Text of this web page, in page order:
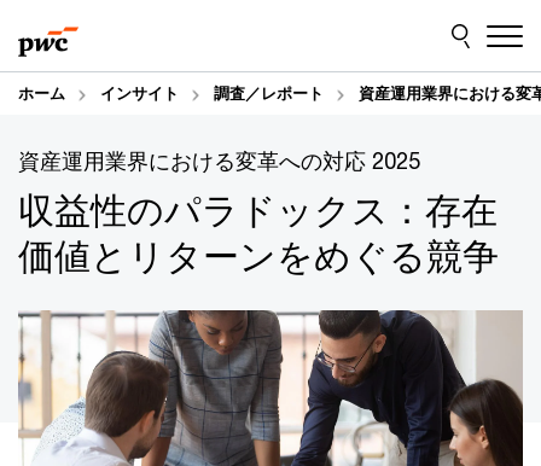
to
content
to
footer
ホーム インサイト 調査／レポート 資産運用業界における変
資産運用業界における変革への対応 2025
収益性のパラドックス：存在
価値とリターンをめぐる競争